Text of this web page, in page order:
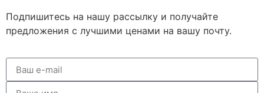
Подпишитесь на нашу рассылку и получайте
предложения с лучшими ценами на вашу почту.